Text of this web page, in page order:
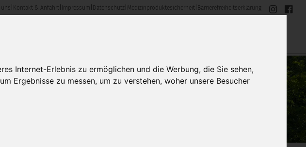
Internet-Erlebnis zu ermöglichen und die Werbung, die Sie sehen,
Ergebnisse zu messen, um zu verstehen, woher unsere Besucher
uns Kontakt & Anfahrt Impressum Datenschutz Medizinproduktesicherheit Barrierefreiheitserklärung